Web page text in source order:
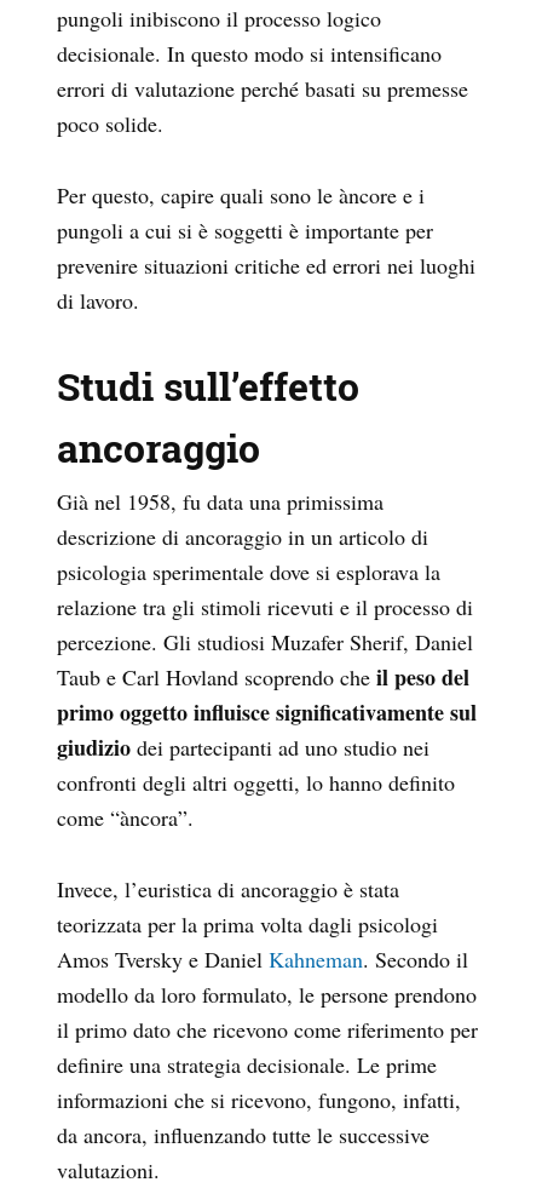
pungoli inibiscono il processo logico
decisionale. In questo modo si intensificano
errori di valutazione perché basati su premesse
poco solide.
Per questo, capire quali sono le àncore e i
pungoli a cui si è soggetti è importante per
prevenire situazioni critiche ed errori nei luoghi
di lavoro.
Studi sull’effetto
ancoraggio
Già nel 1958, fu data una primissima
descrizione di ancoraggio in un articolo di
psicologia sperimentale dove si esplorava la
relazione tra gli stimoli ricevuti e il processo di
percezione. Gli studiosi Muzafer Sherif, Daniel
Taub e Carl Hovland scoprendo che il peso del
primo oggetto influisce significativamente sul
giudizio dei partecipanti ad uno studio nei
confronti degli altri oggetti, lo hanno definito
come “àncora”.
Invece, l’euristica di ancoraggio è stata
teorizzata per la prima volta dagli psicologi
Amos Tversky e Daniel Kahneman. Secondo il
modello da loro formulato, le persone prendono
il primo dato che ricevono come riferimento per
definire una strategia decisionale. Le prime
informazioni che si ricevono, fungono, infatti,
da ancora, influenzando tutte le successive
valutazioni.